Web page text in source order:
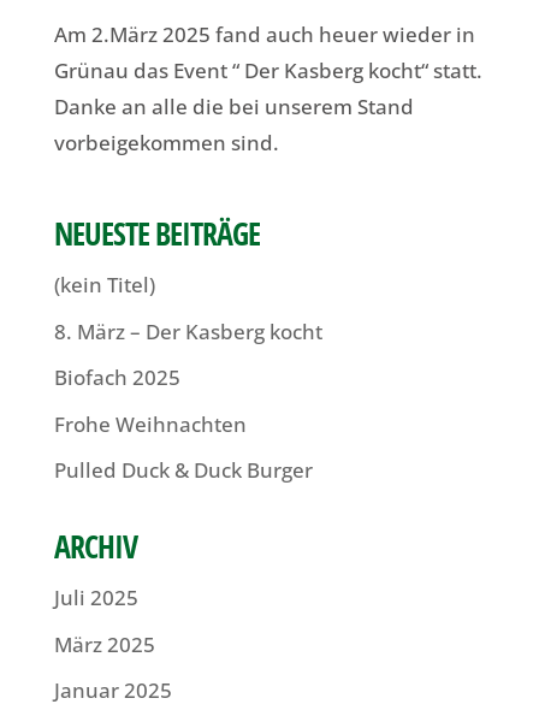
Am 2.März 2025 fand auch heuer wieder in
Grünau das Event “ Der Kasberg kocht“ statt.
Danke an alle die bei unserem Stand
vorbeigekommen sind.
NEUESTE BEITRÄGE
(kein Titel)
8. März – Der Kasberg kocht
Biofach 2025
Frohe Weihnachten
Pulled Duck & Duck Burger
ARCHIV
Juli 2025
März 2025
Januar 2025